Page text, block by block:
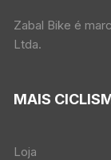
Zabal Bike é
Ltda.
MAIS
Loja